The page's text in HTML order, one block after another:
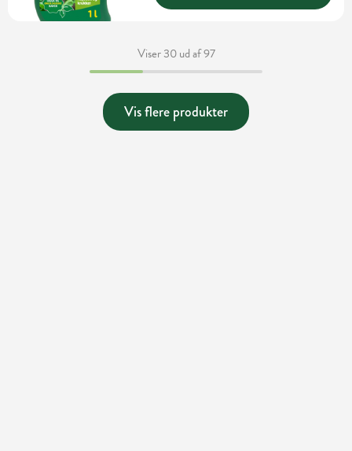
Viser 30 ud af 97
Vis flere produkter